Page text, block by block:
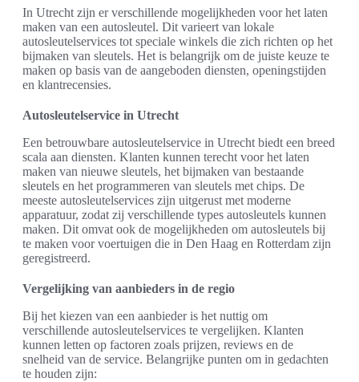
In Utrecht zijn er verschillende mogelijkheden voor het laten
maken van een autosleutel. Dit varieert van lokale
autosleutelservices tot speciale winkels die zich richten op het
bijmaken van sleutels. Het is belangrijk om de juiste keuze te
maken op basis van de aangeboden diensten, openingstijden
en klantrecensies.
Autosleutelservice in Utrecht
Een betrouwbare autosleutelservice in Utrecht biedt een breed
scala aan diensten. Klanten kunnen terecht voor het laten
maken van nieuwe sleutels, het bijmaken van bestaande
sleutels en het programmeren van sleutels met chips. De
meeste autosleutelservices zijn uitgerust met moderne
apparatuur, zodat zij verschillende types autosleutels kunnen
maken. Dit omvat ook de mogelijkheden om autosleutels bij
te maken voor voertuigen die in Den Haag en Rotterdam zijn
geregistreerd.
Vergelijking van aanbieders in de regio
Bij het kiezen van een aanbieder is het nuttig om
verschillende autosleutelservices te vergelijken. Klanten
kunnen letten op factoren zoals prijzen, reviews en de
snelheid van de service. Belangrijke punten om in gedachten
te houden zijn: